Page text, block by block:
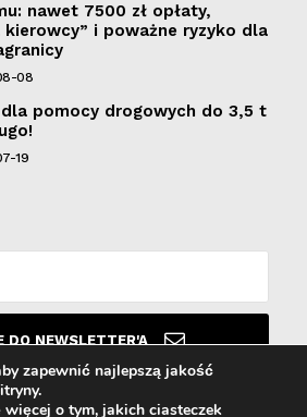
nawet 7500 zł opłaty,
kierowcy” i poważne ryzyko dla
08
dla pomocy drogowych do 3,5 t
19
DO NEWSLETTER'A
Politykę prywatności
zapewnić najlepszą jakość
więcej o tym, jakich ciasteczek